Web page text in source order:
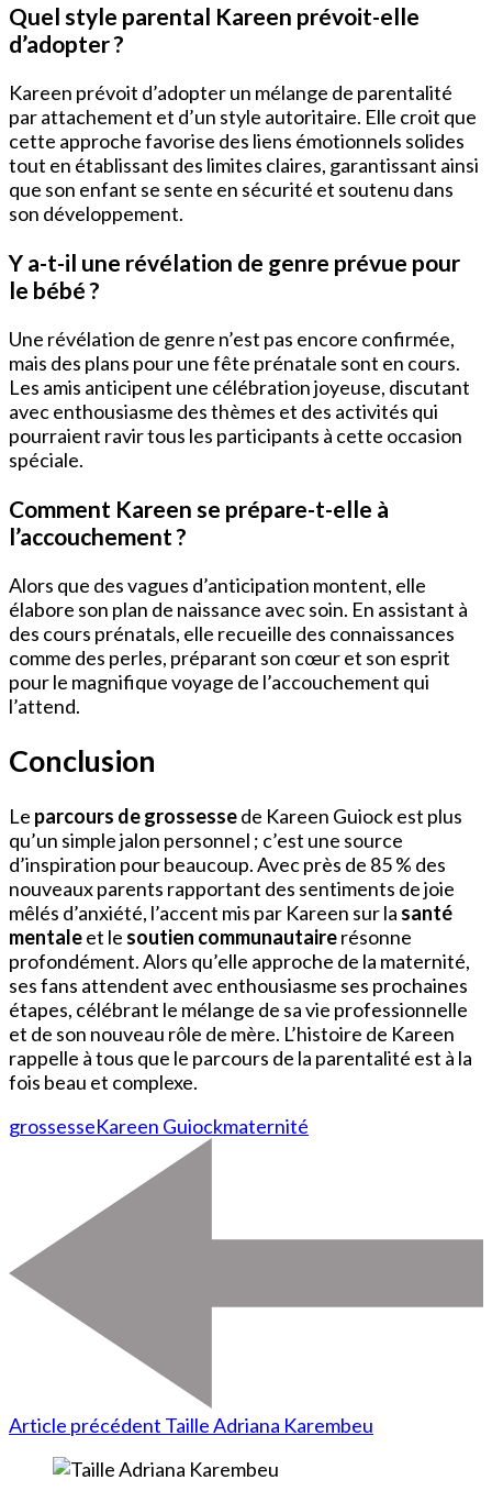
Quel style parental Kareen prévoit-elle
d’adopter ?
Kareen prévoit d’adopter un mélange de parentalité
par attachement et d’un style autoritaire. Elle croit que
cette approche favorise des liens émotionnels solides
tout en établissant des limites claires, garantissant ainsi
que son enfant se sente en sécurité et soutenu dans
son développement.
Y a-t-il une révélation de genre prévue pour
le bébé ?
Une révélation de genre n’est pas encore confirmée,
mais des plans pour une fête prénatale sont en cours.
Les amis anticipent une célébration joyeuse, discutant
avec enthousiasme des thèmes et des activités qui
pourraient ravir tous les participants à cette occasion
spéciale.
Comment Kareen se prépare-t-elle à
l’accouchement ?
Alors que des vagues d’anticipation montent, elle
élabore son plan de naissance avec soin. En assistant à
des cours prénatals, elle recueille des connaissances
comme des perles, préparant son cœur et son esprit
pour le magnifique voyage de l’accouchement qui
l’attend.
Conclusion
Le parcours de grossessede Kareen Guiock est plus
qu’un simple jalon personnel ; c’est une source
d’inspiration pour beaucoup. Avec près de 85 % des
nouveaux parents rapportant des sentiments de joie
mêlés d’anxiété, l’accent mis par Kareen sur la santé
mentaleet le soutien communautairerésonne
profondément. Alors qu’elle approche de la maternité,
ses fans attendent avec enthousiasme ses prochaines
étapes, célébrant le mélange de sa vie professionnelle
et de son nouveau rôle de mère. L’histoire de Kareen
rappelle à tous que le parcours de la parentalité est à la
fois beau et complexe.
grossesseKareen Guiockmaternité
Article précédent Taille Adriana Karembeu